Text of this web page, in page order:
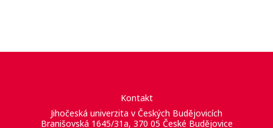
Kontakt
Jihočeská univerzita v Českých Budějovicích
Branišovská 1645/31a, 370 05 České Budějovice